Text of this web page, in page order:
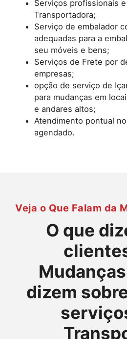
Serviços profissionais
Transportadora;
Serviço de embalador
adequadas para a
seu móveis e bens;
Serviços de Frete por
empresas;
opção de serviço de
para mudanças em
e andares altos;
Atendimento pontual
agendado.
Veja o Que Falam da
O que
dizem